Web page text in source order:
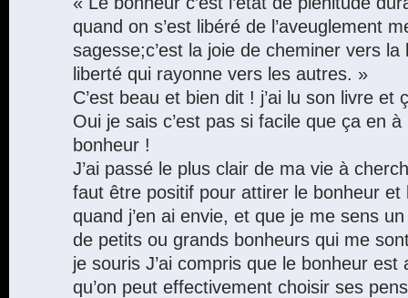
quand on s’est libéré de l’aveuglement
sagesse;c’est la joie de cheminer vers
liberté qui rayonne vers les autres. »
C’est beau et bien dit ! j’ai lu son livre et
Oui je sais c’est pas si facile que ça en à
bonheur !
J’ai passé le plus clair de ma vie à
faut être positif pour attirer le bonheur et
quand j’en ai envie, et que je me sens
de petits ou grands bonheurs qui me
je souris J’ai compris que le bonheur est
qu’on peut effectivement choisir ses